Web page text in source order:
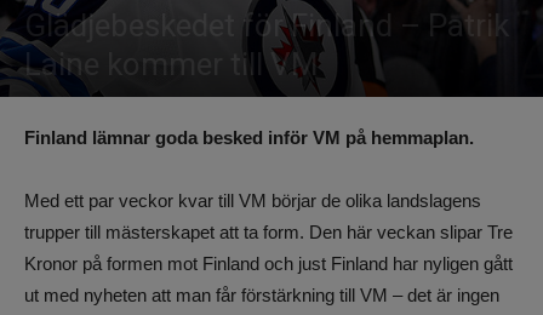
Glädjebeskedet för Finland – Patrik
Laine kommer till VM
Av Benjamin Lindkvist - 24 april 2023, 12:40 1046 0
Finland lämnar goda besked inför VM på hemmaplan.
Med ett par veckor kvar till VM börjar de olika landslagens
trupper till mästerskapet att ta form. Den här veckan slipar Tre
Kronor på formen mot Finland och just Finland har nyligen gått
ut med nyheten att man får förstärkning till VM – det är ingen